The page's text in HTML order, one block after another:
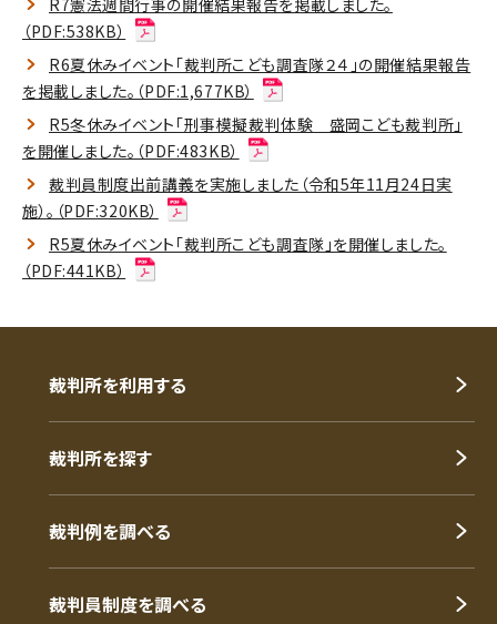
（PDF:538KB）
R6夏休みイベント「裁判所こども調査隊２４」の開催結果報告
を掲載しました。（PDF:1,677KB）
R5冬休みイベント「刑事模擬裁判体験 盛岡こども裁判所」
を開催しました。（PDF:483KB）
裁判員制度出前講義を実施しました（令和5年11月24日実
施）。（PDF:320KB）
R5夏休みイベント「裁判所こども調査隊」を開催しました。
（PDF:441KB）
裁判所を利用する
裁判所を探す
裁判例を調べる
裁判員制度を調べる